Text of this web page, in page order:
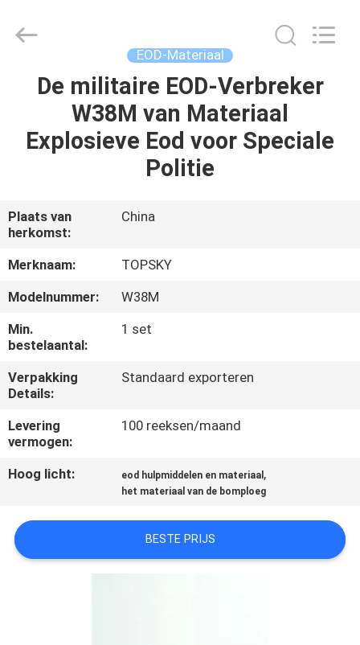
HUIS
PRODUCTEN
ONS
FABRIEKSREIS
KWALITEITSCONTROLE
CONTACTEER
ONS
VERZOEK
OM EEN
SITEMAP
Rights
EOD-Materiaal
De militaire EOD-Verbreker
W38M van Materiaal
Explosieve Eod voor Speciale
Politie
Plaats van
herkomst:
China
Merknaam:
TOPSKY
Modelnummer:
W38M
Min.
bestelaantal:
1 set
Verpakking
Details:
Standaard exporteren
Levering
vermogen:
100 reeksen/maand
Hoog licht: eod hulpmiddelen en materiaal ,
het materiaal van de bomploeg
BESTE PRIJS